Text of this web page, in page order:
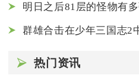
明日之后81层的怪物有
群雄合击在少年三国志2
热门资讯